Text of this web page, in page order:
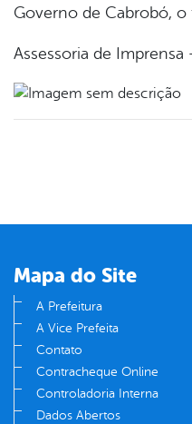
Governo de Cabrobó, o
Assessoria de Imprensa
Mapa do Site
A Prefeitura
A Vice Prefeita
Contato
Contracheque Online
Controladoria Interna
Dados Abertos